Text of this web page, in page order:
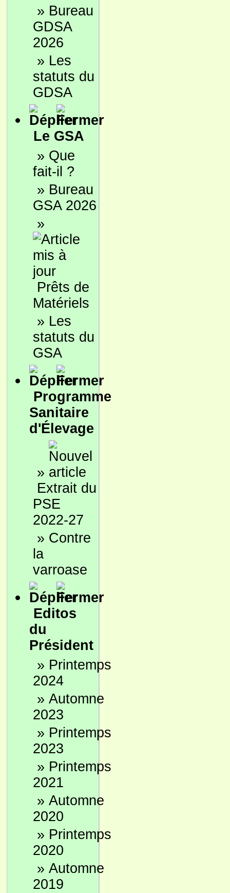
» Bureau
GDSA
2026
» Les
statuts du
GDSA
Le GSA
» Que
fait-il ?
» Bureau
GSA 2026
»
Prêts de
Matériels
» Les
statuts du
GSA
Programme
Sanitaire
d'Élevage
»
Extrait du
PSE
2022-27
» Contre
la
varroase
Editos
du
Président
» Printemps
2024
» Automne
2023
» Printemps
2023
» Printemps
2021
» Automne
2020
» Printemps
2020
» Automne
2019